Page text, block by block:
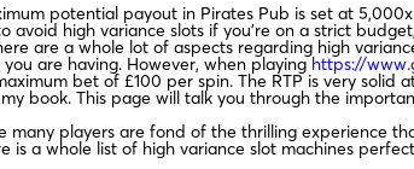
potential payout in Pirates Pub is set at
high variance slots if you’re on a strict
are a whole lot of aspects regarding high
are having. However, when playinghttps://
bet of £100 per spin. The RTP is very solid
book. This page will talk you through the
many players are fond of the thrilling experience
a whole list of high variance slot machines